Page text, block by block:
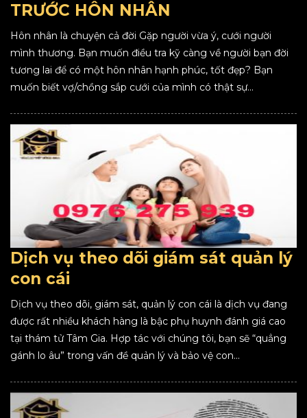
TRƯỚC HÔN NHÂN
Hôn nhân là chuyện cả đời Gặp người vừa ý, cưới người
mình thương. Bạn muốn điều tra kỹ càng về người bạn đời
tương lai để có một hôn nhân hạnh phúc, tốt đẹp? Bạn
muốn biết vợ/chồng sắp cưới của mình có thật sự...
Dịch vụ theo dõi giám sát quản lý
con cái
Dịch vụ theo dõi, giám sát, quản lý con cái là dịch vụ đang
được rất nhiều khách hàng là bậc phụ huynh đánh giá cao
tại thám tử Tâm Gia. Hợp tác với chúng tôi, bạn sẽ “quẳng
gánh lo âu” trong vấn đề quản lý và bảo vệ con...